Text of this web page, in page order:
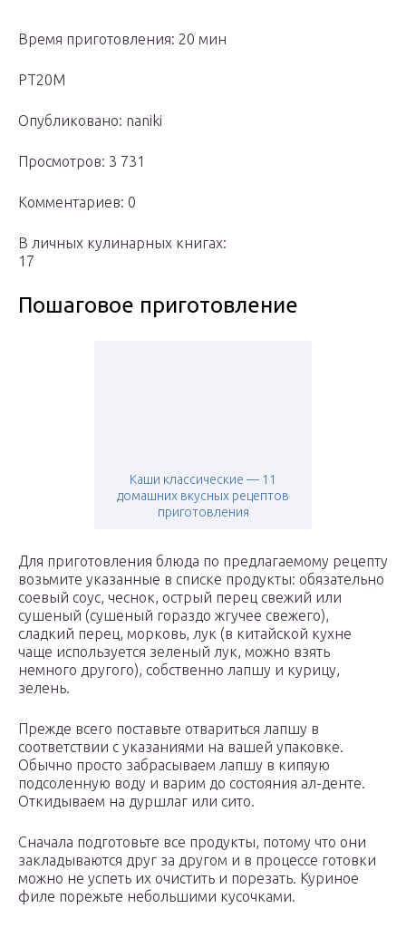
Время приготовления: 20 мин
PT20M
Опубликовано: naniki
Просмотров: 3 731
Комментариев: 0
В личных кулинарных книгах:
17
Пошаговое приготовление
Каши классические — 11
домашних вкусных рецептов
приготовления
Для приготовления блюда по предлагаемому рецепту
возьмите указанные в списке продукты: обязательно
соевый соус, чеснок, острый перец свежий или
сушеный (сушеный гораздо жгучее свежего),
сладкий перец, морковь, лук (в китайской кухне
чаще используется зеленый лук, можно взять
немного другого), собственно лапшу и курицу,
зелень.
Прежде всего поставьте отвариться лапшу в
соответствии с указаниями на вашей упаковке.
Обычно просто забрасываем лапшу в кипяую
подсоленную воду и варим до состояния ал-денте.
Откидываем на дуршлаг или сито.
Сначала подготовьте все продукты, потому что они
закладываются друг за другом и в процессе готовки
можно не успеть их очистить и порезать. Куриное
филе порежьте небольшими кусочками.